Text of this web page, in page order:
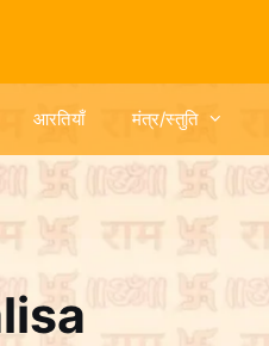
आरतियाँ मंत्र/स्तुति